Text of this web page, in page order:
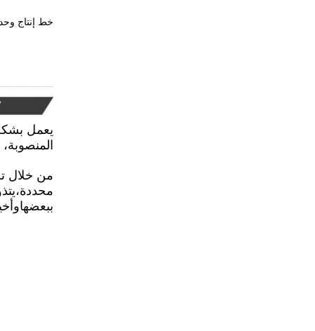
خط إنتاج
يعمل
من خلال